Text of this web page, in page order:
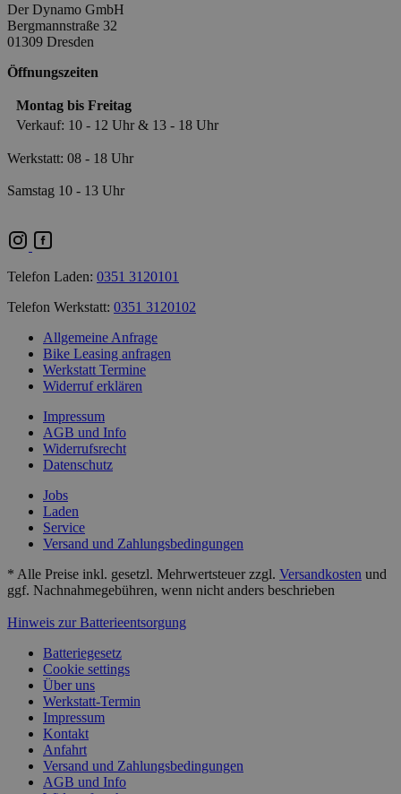
Der Dynamo GmbH
Bergmannstraße 32
01309 Dresden
Öffnungszeiten
Montag bis Freitag
Verkauf: 10 - 12 Uhr & 13 - 18 Uhr
Werkstatt: 08 - 18 Uhr
Samstag 10 - 13 Uhr
Telefon Laden: 0351 3120101
Telefon Werkstatt: 0351 3120102
Allgemeine Anfrage
Bike Leasing anfragen
Werkstatt Termine
Widerruf erklären
Impressum
AGB und Info
Widerrufsrecht
Datenschutz
Jobs
Laden
Service
Versand und Zahlungsbedingungen
* Alle Preise inkl. gesetzl. Mehrwertsteuer zzgl. Versandkosten und
ggf. Nachnahmegebühren, wenn nicht anders beschrieben
Hinweis zur Batterieentsorgung
Batteriegesetz
Cookie settings
Über uns
Werkstatt-Termin
Impressum
Kontakt
Anfahrt
Versand und Zahlungsbedingungen
AGB und Info